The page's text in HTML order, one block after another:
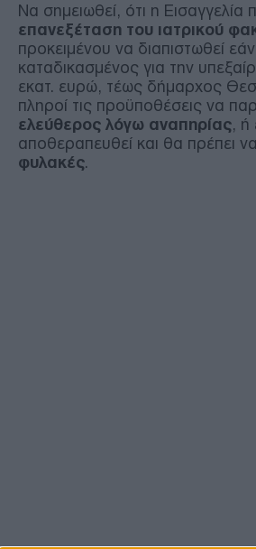
Να σημειωθεί, ότι η
επανεξέταση του ιατρικού
προκειμένου να διαπιστωθεί
καταδικασμένος για την
εκατ. ευρώ, τέως δήμαρχος
πληροί τις προϋποθέσεις να
ελεύθερος λόγω αναπηρίας, ή
αποθεραπευθεί και θα πρέπει να
φυλακές.